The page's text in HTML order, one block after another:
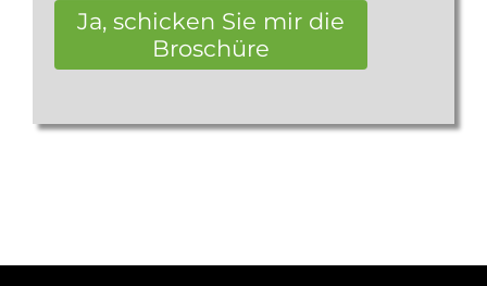
Ja, schicken Sie mir die
Broschüre